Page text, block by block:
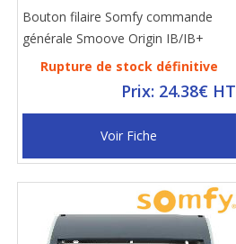
Bouton filaire Somfy commande
générale Smoove Origin IB/IB+
Rupture de stock définitive
Prix: 24.38€ HT
Voir Fiche